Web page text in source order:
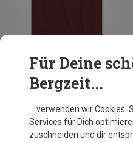
Bavarian Caps
Herren Schlümpfe: Gschmeidig Bleim T-Shirt
M L XL
XXL
Für Deine
Bergzeit...
… verwenden wir Cookies.
Services für Dich
zuschneiden und dir